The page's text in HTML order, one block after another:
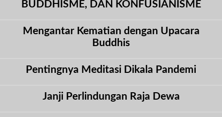
BUDDHISME, DAN KONFUSIANISME
Mengantar Kematian dengan Upacara
Buddhis
Pentingnya Meditasi Dikala Pandemi
Janji Perlindungan Raja Dewa